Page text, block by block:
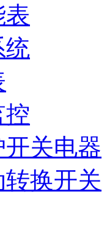
表
统
控
关电器
换开关